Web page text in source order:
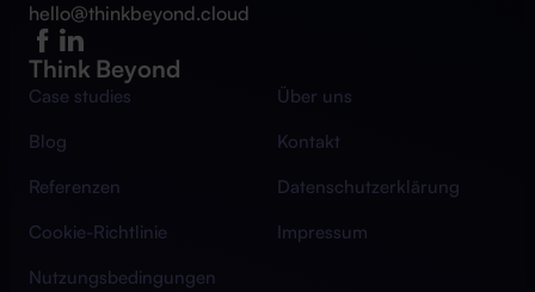
hello@thinkbeyond.cloud
Think Beyond
Case studies
Über uns
Blog
Kontakt
Referenzen
Datenschutzerklärung
Cookie-Richtlinie
Impressum
Nutzungsbedingungen